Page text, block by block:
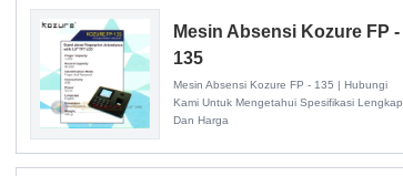
Mesin Absensi Kozure FP -
135
Mesin Absensi Kozure FP - 135 | Hubungi
Kami Untuk Mengetahui Spesifikasi Lengkap
Dan Harga